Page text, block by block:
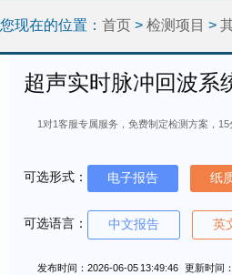
您现在的位置： 首页 > 检测项目 >
超声实时脉冲回波系
1对1客服专属服务，免费制定检测方案，15
可选形式： 电子报告 纸
可选语言： 中文报告 英
发布时间：2026-06-05 13:49:46 更新时间